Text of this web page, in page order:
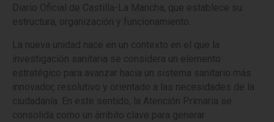
Diario Oficial de Castilla-La Mancha, que establece su
estructura, organización y funcionamiento.
La nueva unidad nace en un contexto en el que la
investigación sanitaria se considera un elemento
estratégico para avanzar hacia un sistema sanitario más
innovador, resolutivo y orientado a las necesidades de la
ciudadanía. En este sentido, la Atención Primaria se
consolida como un ámbito clave para generar